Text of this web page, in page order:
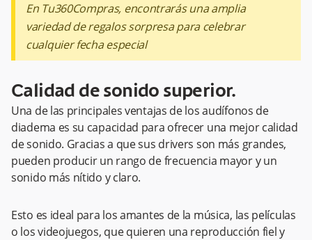
En Tu360Compras, encontrarás una amplia
variedad de regalos sorpresa para celebrar
cualquier fecha especial
Calidad de sonido superior.
Una de las principales ventajas de los audífonos de
diadema es su capacidad para ofrecer una mejor calidad
de sonido. Gracias a que sus drivers son más grandes,
pueden producir un rango de frecuencia mayor y un
sonido más nítido y claro.
Esto es ideal para los amantes de la música, las películas
o los videojuegos, que quieren una reproducción fiel y